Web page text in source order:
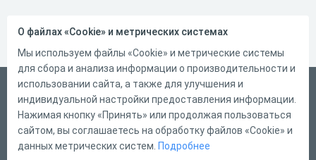
Русский
Справка
Форма обратной связи
О файлах «Cookie» и метрических системах
Мы используем файлы «Cookie» и метрические системы
для сбора и анализа информации о производительности и
использовании сайта, а также для улучшения и
индивидуальной настройки предоставления информации.
Нажимая кнопку «Принять» или продолжая пользоваться
сайтом, вы соглашаетесь на обработку файлов «Cookie» и
данных метрических систем. Подробнее